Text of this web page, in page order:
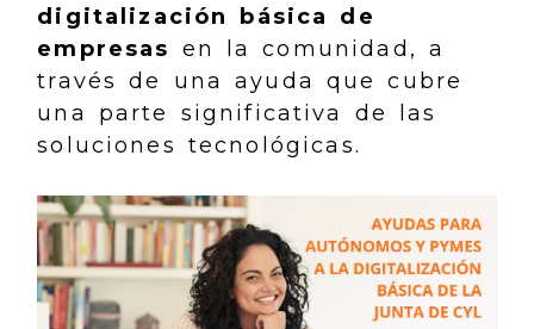
digitalización básica de
empresas en la comunidad, a
través de una ayuda que cubre
una parte significativa de las
soluciones tecnológicas.